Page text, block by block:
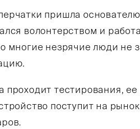
пришла
волонтерством и
многие незрячие люди не
проходит тестирования,
поступит на